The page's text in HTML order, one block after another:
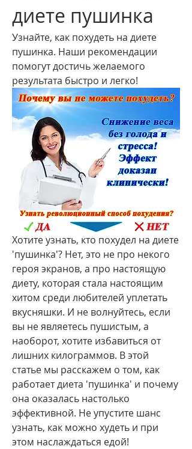
диете пушинка
Узнайте, как похудеть на диете
пушинка. Наши рекомендации
помогут достичь желаемого
результата быстро и легко!
Хотите узнать, кто похудел на диете
'пушинка'? Нет, это не про некого
героя экранов, а про настоящую
диету, которая стала настоящим
хитом среди любителей уплетать
вкусняшки. И не волнуйтесь, если
вы не являетесь пушистым, а
наоборот, хотите избавиться от
лишних килограммов. В этой
статье мы расскажем о том, как
работает диета 'пушинка' и почему
она оказалась настолько
эффективной. Не упустите шанс
узнать, как можно худеть и при
этом наслаждаться едой!